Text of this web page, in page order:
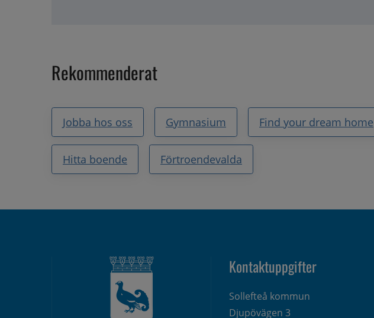
Rekommenderat
Jobba hos oss Gymnasium Find your dream home
Hitta boende Förtroendevalda
Kontaktuppgifter
Sollefteå kommun
Djupövägen 3